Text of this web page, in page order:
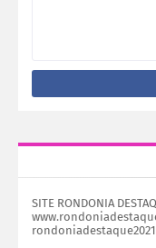
SITE RONDONIA